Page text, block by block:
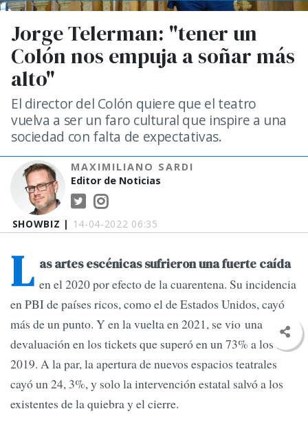
SHOWBIZ | 14-04-2022 06:35
Jorge Telerman: "tener un
Colón nos empuja a soñar más
alto"
El director del Colón quiere que el teatro
vuelva a ser un faro cultural que inspire a una
sociedad con falta de expectativas.
MAXIMILIANO SARDI
Editor de Noticias
L as artes escénicas sufrieron una fuerte caída
en el 2020 por efecto de la cuarentena. Su incidencia
en PBI de países ricos, como el de Estados Unidos, cayó
más de un punto. Y en la vuelta en 2021, se vio una
devaluación en los tickets que superó en un 73% a los de
2019. A la par, la apertura de nuevos espacios teatrales
cayó un 24, 3%, y solo la intervención estatal salvó a los
existentes de la quiebra y el cierre.